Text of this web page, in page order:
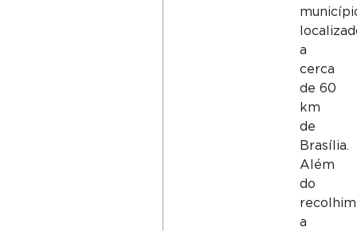
a
cerca
de 60
km
de
Brasília.
Além
do
a